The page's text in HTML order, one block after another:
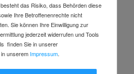
2-3 Arbeitstage
€
das Risiko, dass Behörden diese
Ihre Betroffenenrechte nicht
Sie können Ihre Einwilligung zur
jederzeit widerrufen und Tools
finden Sie in unserer
unserem Impressum.